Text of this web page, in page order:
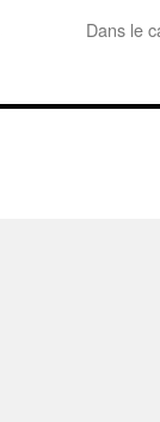
Dans le